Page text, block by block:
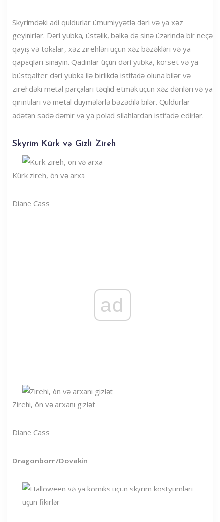
Skyrimdəki adi quldurlar ümumiyyətlə dəri və ya xəz
geyinirlər. Dəri yubka, üstəlik, bəlkə də sinə üzərində bir neçə
qayış və tokalar, xəz zirehləri üçün xəz bəzəkləri və ya
qapaqları sınayın. Qadınlar üçün dəri yubka, korset və ya
büstqalter dəri yubka ilə birlikdə istifadə oluna bilər və
zirehdəki metal parçaları təqlid etmək üçün xəz dəriləri və ya
qırıntıları və metal düymələrlə bəzədilə bilər. Quldurlar
adətən sadə dəmir və ya polad silahlardan istifadə edirlər.
Skyrim Kürk və Gizli Zireh
Kürk zireh, ön və arxa
Diane Cass
ad
Zirehi, ön və arxanı gizlət
Diane Cass
Dragonborn/Dovakin